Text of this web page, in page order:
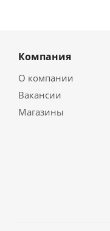
Компания
О компании
Вакансии
Магазины